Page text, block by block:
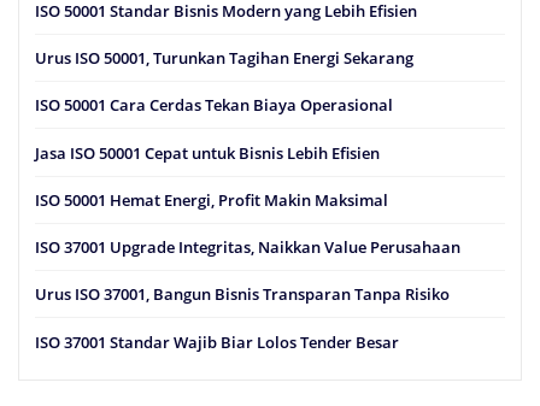
ISO 50001 Standar Bisnis Modern yang Lebih Efisien
Urus ISO 50001, Turunkan Tagihan Energi Sekarang
ISO 50001 Cara Cerdas Tekan Biaya Operasional
Jasa ISO 50001 Cepat untuk Bisnis Lebih Efisien
ISO 50001 Hemat Energi, Profit Makin Maksimal
ISO 37001 Upgrade Integritas, Naikkan Value Perusahaan
Urus ISO 37001, Bangun Bisnis Transparan Tanpa Risiko
ISO 37001 Standar Wajib Biar Lolos Tender Besar